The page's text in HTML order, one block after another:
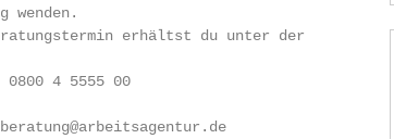
erhältst du unter der
0800 4 5555 00